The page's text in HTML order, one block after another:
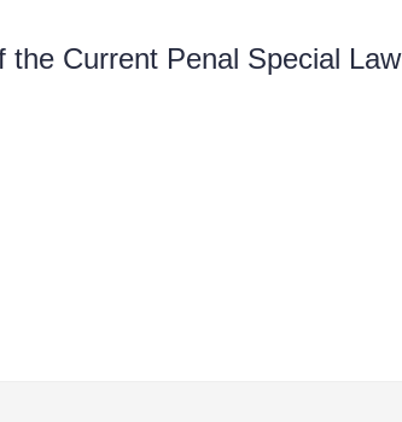
Current Penal Special Law